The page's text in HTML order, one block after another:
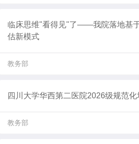
临床思维"看得见"了——我院落地基
估新模式
教务部
四川大学华西第二医院2026级规范
教务部